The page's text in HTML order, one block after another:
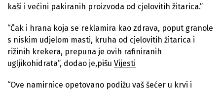
kaši i većini pakiranih proizvoda od cjelovitih žitarica.”
“Čak i hrana koja se reklamira kao zdrava, poput granole
s niskim udjelom masti, kruha od cjelovitih žitarica i
rižinih krekera, prepuna je ovih rafiniranih
ugljikohidrata”, dodao je,pišu Vijesti
“Ove namirnice opetovano podižu vaš šećer u krvi i